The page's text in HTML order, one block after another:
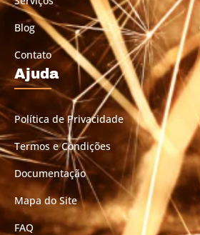
Blog
Contato
Ajuda
Política de Privacidade
Termos e Condições
Documentação
Mapa do Site
FAQ